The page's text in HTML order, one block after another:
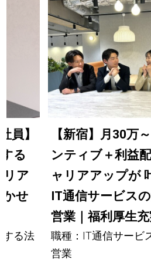
員】
る
リア
せ
する法
【新宿】月30万
ンティブ＋利益
ャリアアップが
IT通信サービス
営業｜福利厚生
職種：IT通信サービ
営業